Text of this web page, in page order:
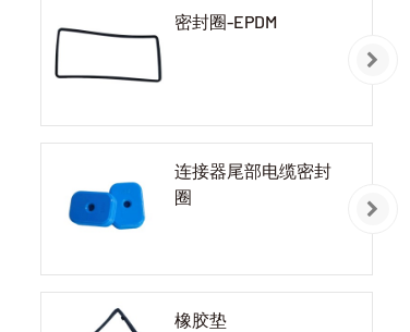
密封圈-EPDM
连接器尾部电缆密封
圈
橡胶垫